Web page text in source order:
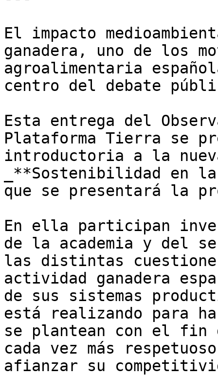
El impacto
ganadera, uno de los
agroalimentaria
centro del debate
Esta entrega del
Plataforma Tierra se
introductoria a la
_**Sostenibilidad en
que se presentará la
En ella participan
de la academia y del
las distintas
actividad ganadera
de sus sistemas
está realizando para
se plantean con el fin
cada vez más
afianzar su